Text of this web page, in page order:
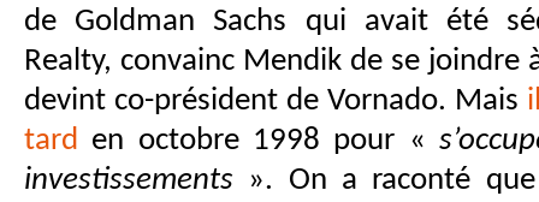
de Goldman Sachs qui avait été
Realty, convainc Mendik de se joindre
devint co-président de Vornado. Mais
tard en octobre 1998 pour «
investissements ». On a raconté